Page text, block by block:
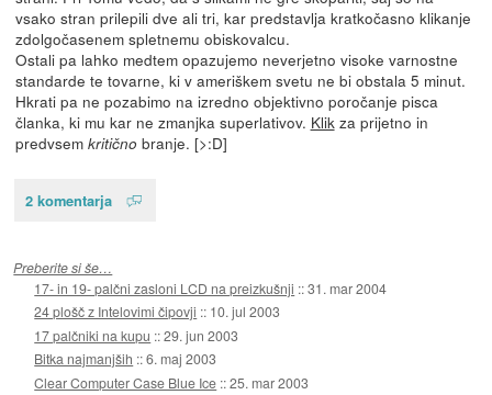
vsako stran prilepili dve ali tri, kar predstavlja kratkočasno klikanje
zdolgočasenem spletnemu obiskovalcu.
Ostali pa lahko medtem opazujemo neverjetno visoke varnostne
standarde te tovarne, ki v ameriškem svetu ne bi obstala 5 minut.
Hkrati pa ne pozabimo na izredno objektivno poročanje pisca
članka, ki mu kar ne zmanjka superlativov. Klik za prijetno in
predvsem kritično branje. [>:D]
2 komentarja
Preberite si še…
17- in 19- palčni zasloni LCD na preizkušnji ::31. mar 2004
24 plošč z Intelovimi čipovji :: 10. jul 2003
17 palčniki na kupu ::29. jun 2003
Bitka najmanjših ::6. maj 2003
Clear Computer Case Blue Ice ::25. mar 2003